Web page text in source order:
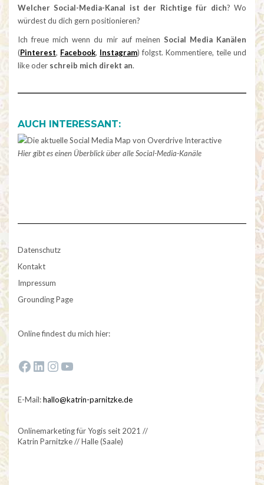
Welcher Social-Media-Kanal ist der Richtige für dich? Wo
würdest du dich gern positionieren?
Ich freue mich wenn du mir auf meinen Social Media Kanälen
(Pinterest, Facebook, Instagram) folgst. Kommentiere, teile und
like oder schreib mich direkt an.
AUCH INTERESSANT:
Hier gibt es einen Überblick über alle Social-Media-Kanäle
Datenschutz
Kontakt
Impressum
Grounding Page
Online findest du mich hier:
Zur Facebook-Fanseite von Katrin Parnitzke
Zum LinkedIn-Profil von Katrin Parnitzke
Zum Instagram-Profil von Katrin Parnitzke
Zum YouTube-Kanal von Katrin Parnitzke
E-Mail:hallo@katrin-parnitzke.de
Onlinemarketing für Yogis seit 2021 //
Katrin Parnitzke // Halle (Saale)